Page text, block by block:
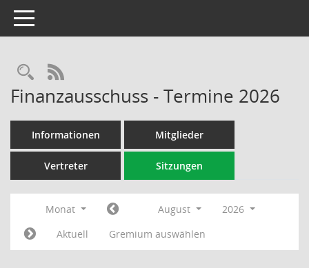
Toggle navigation
Rechercheauswahl
RSS-Feed
Finanzausschuss - Termine 2026
Informationen Mitglieder
Vertreter Sitzungen
Monat August
2026
Aktuell
Gremium auswählen